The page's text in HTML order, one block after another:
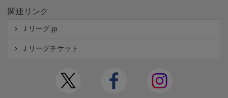
関連リンク
Ｊリーグ.jp
Ｊリーグチケット